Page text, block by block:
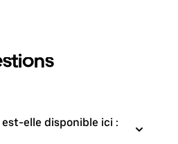
elle disponible ici :